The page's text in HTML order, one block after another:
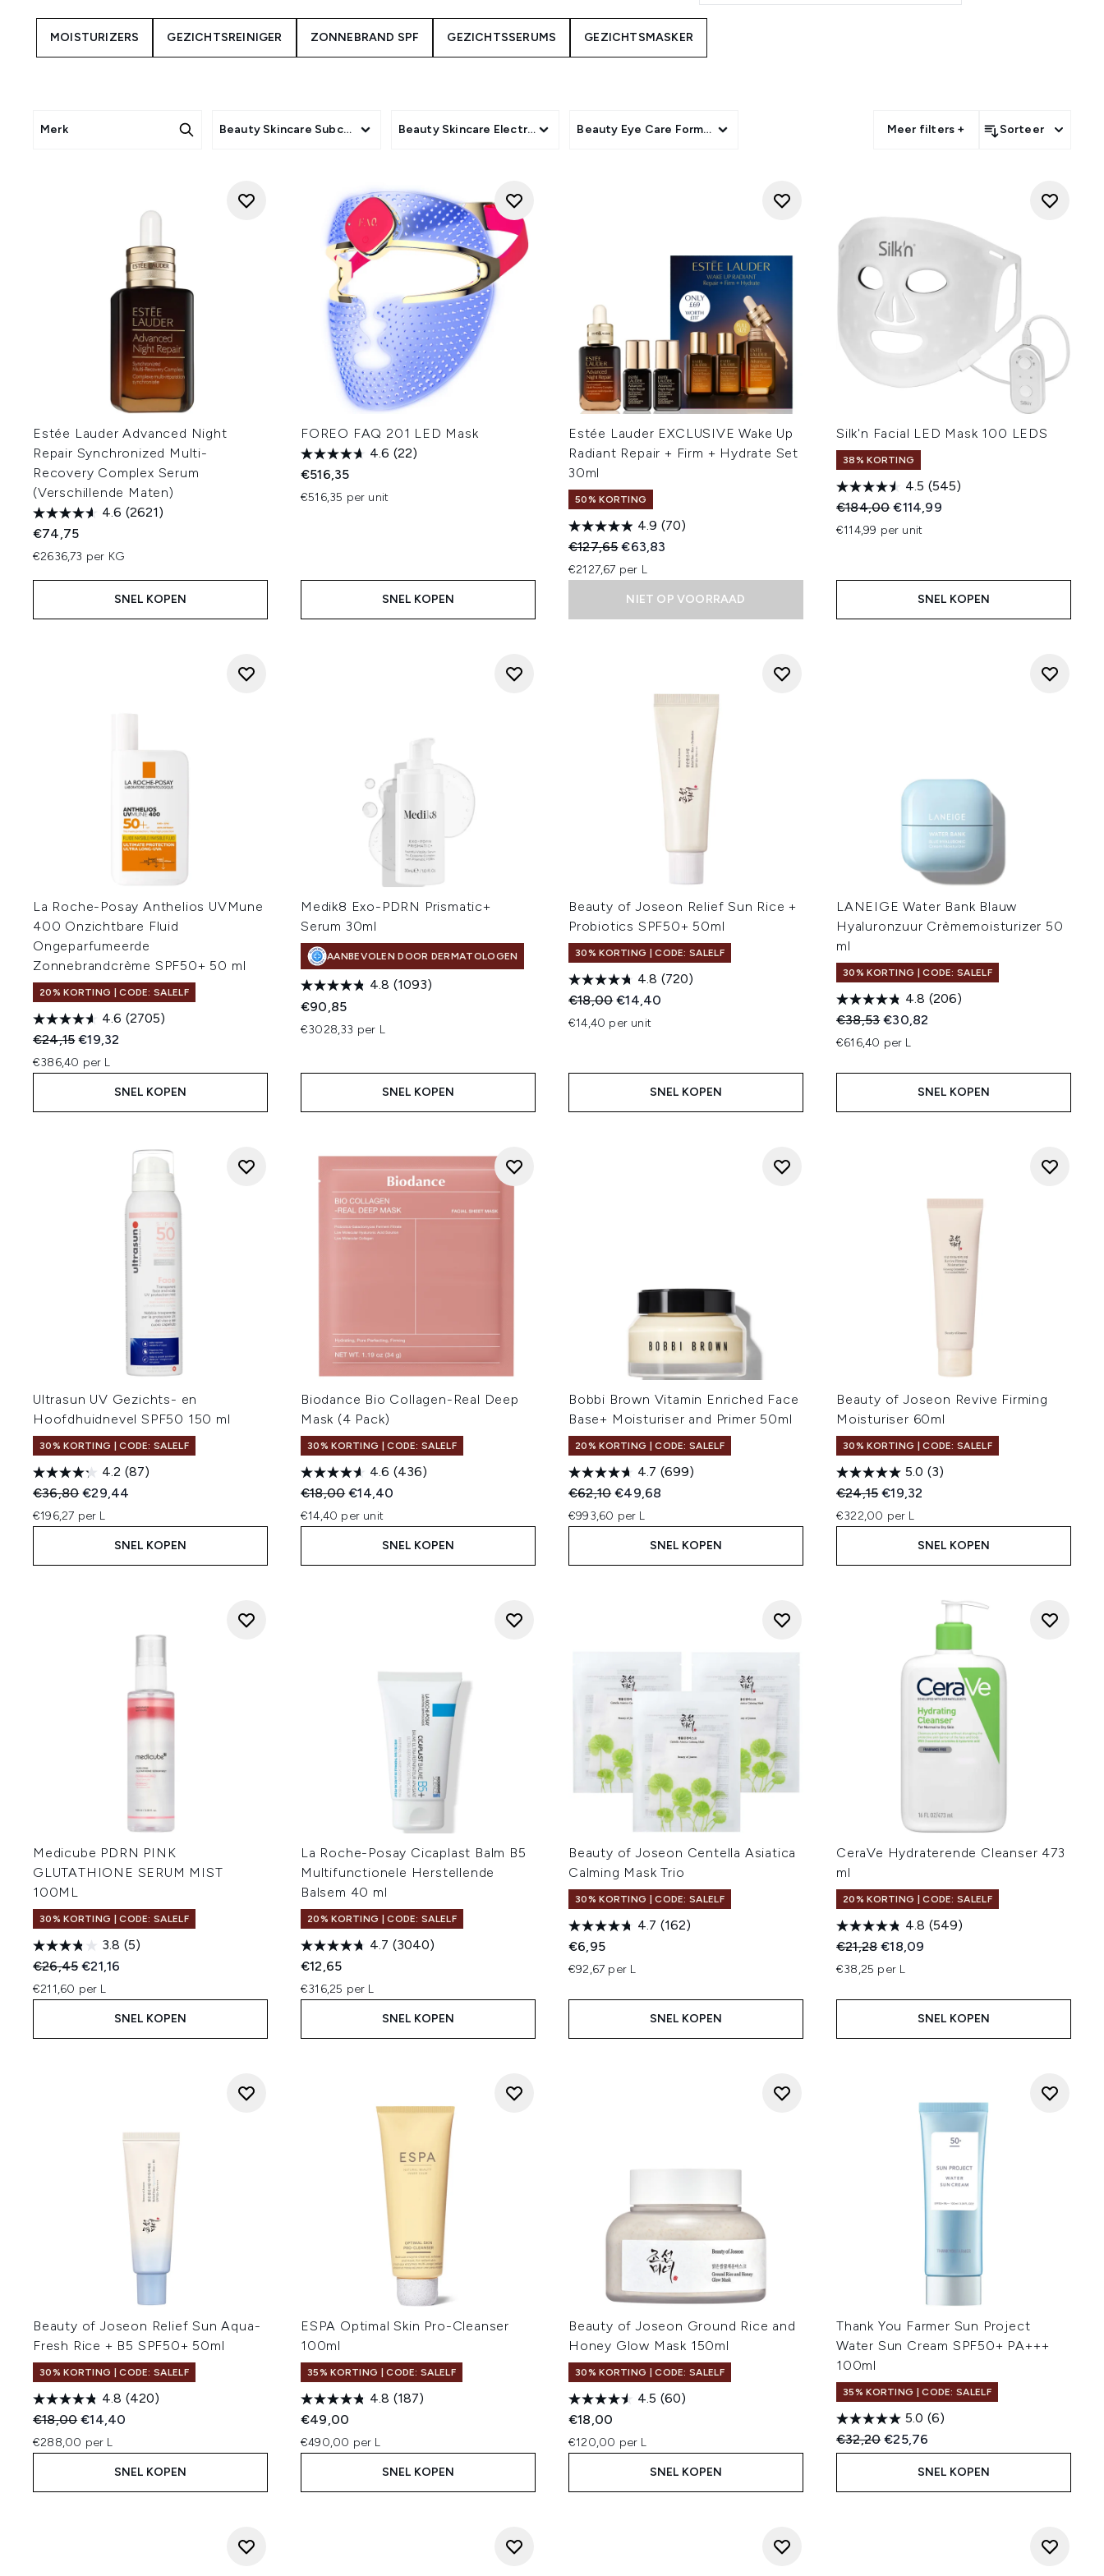
Je vindt een uitgebreide reeks producten om aan je behoeften te voldoen, ongeacht je huidtype of zorg. Je kunt bladeren
op basis van het huidverzorgingsproduct of op ingrediënt om precies te vinden wat je nodig hebt om je routine bij te
werken - of dat nuhyaluronzuurdoordrenkte serums zijn om je huid gevoed, vol en gehydrateerd te houden,
gezichtsmassagers, gua sha's of jade dermarollers. Je kunt ook op merk bladeren om een ​​favoriet opnieuw aan te schaffen
of een volledig nieuw product uit te proberen. Verken onze uitgebreide collectie producten, huidverzorgingshulpmiddelen
MOISTURIZERS GEZICHTSREINIGER ZONNEBRAND SPF GEZICHTSSERUMS GEZICHTSMASKER
Merk Beauty Skincare Subcategory Beauty Skincare Electrical DevicesBeauty Eye Care Format Meer filters + Sorteer
Estée Lauder Advanced Night
Repair Synchronized Multi-
Recovery Complex Serum
(Verschillende Maten)
4.6 (2621)
€74,75
€2636,73 per KG
SNEL KOPEN
FOREO FAQ 201 LED Mask
4.6 (22)
€516,35
€516,35 per unit
SNEL KOPEN
Estée Lauder EXCLUSIVE Wake Up
Radiant Repair + Firm + Hydrate Set
30ml
50% KORTING
4.9 (70)
Recommended Retail Price:
€127,65Huidige prijs:
€63,83
€2127,67 per L
NIET OP VOORRAAD
Silk'n Facial LED Mask 100 LEDS
38% KORTING
4.5 (545)
Recommended Retail Price:
€184,00Huidige prijs:
€114,99
€114,99 per unit
SNEL KOPEN
La Roche-Posay Anthelios UVMune
400 Onzichtbare Fluid
Ongeparfumeerde
Zonnebrandcrème SPF50+ 50 ml
20% KORTING | CODE: SALELF
4.6 (2705)
Recommended Retail Price:
€24,15Huidige prijs:
€19,32
€386,40 per L
SNEL KOPEN
Medik8 Exo-PDRN Prismatic+
Serum 30ml
AANBEVOLEN DOOR DERMATOLOGEN
4.8 (1093)
€90,85
€3028,33 per L
SNEL KOPEN
Beauty of Joseon Relief Sun Rice +
Probiotics SPF50+ 50ml
30% KORTING | CODE: SALELF
4.8 (720)
Recommended Retail Price:
€18,00Huidige prijs:
€14,40
€14,40 per unit
SNEL KOPEN
LANEIGE Water Bank Blauw
Hyaluronzuur Crèmemoisturizer 50
ml
30% KORTING | CODE: SALELF
4.8 (206)
Recommended Retail Price:
€38,53Huidige prijs:
€30,82
€616,40 per L
SNEL KOPEN
Ultrasun UV Gezichts- en
Hoofdhuidnevel SPF50 150 ml
30% KORTING | CODE: SALELF
4.2 (87)
Recommended Retail Price:
€36,80Huidige prijs:
€29,44
€196,27 per L
SNEL KOPEN
Biodance Bio Collagen-Real Deep
Mask (4 Pack)
30% KORTING | CODE: SALELF
4.6 (436)
Recommended Retail Price:
€18,00Huidige prijs:
€14,40
€14,40 per unit
SNEL KOPEN
Bobbi Brown Vitamin Enriched Face
Base+ Moisturiser and Primer 50ml
20% KORTING | CODE: SALELF
4.7 (699)
Recommended Retail Price:
€62,10Huidige prijs:
€49,68
€993,60 per L
SNEL KOPEN
Beauty of Joseon Revive Firming
Moisturiser 60ml
30% KORTING | CODE: SALELF
5.0 (3)
Recommended Retail Price:
€24,15Huidige prijs:
€19,32
€322,00 per L
SNEL KOPEN
Medicube PDRN PINK
GLUTATHIONE SERUM MIST
100ML
30% KORTING | CODE: SALELF
3.8 (5)
Recommended Retail Price:
€26,45Huidige prijs:
€21,16
€211,60 per L
SNEL KOPEN
La Roche-Posay Cicaplast Balm B5
Multifunctionele Herstellende
Balsem 40 ml
20% KORTING | CODE: SALELF
4.7 (3040)
€12,65
€316,25 per L
SNEL KOPEN
Beauty of Joseon Centella Asiatica
Calming Mask Trio
30% KORTING | CODE: SALELF
4.7 (162)
€6,95
€92,67 per L
SNEL KOPEN
CeraVe Hydraterende Cleanser 473
ml
20% KORTING | CODE: SALELF
4.8 (549)
Recommended Retail Price:
€21,28Huidige prijs:
€18,09
€38,25 per L
SNEL KOPEN
Beauty of Joseon Relief Sun Aqua-
Fresh Rice + B5 SPF50+ 50ml
30% KORTING | CODE: SALELF
4.8 (420)
Recommended Retail Price:
€18,00Huidige prijs:
€14,40
€288,00 per L
SNEL KOPEN
ESPA Optimal Skin Pro-Cleanser
100ml
35% KORTING | CODE: SALELF
4.8 (187)
€49,00
€490,00 per L
SNEL KOPEN
Beauty of Joseon Ground Rice and
Honey Glow Mask 150ml
30% KORTING | CODE: SALELF
4.5 (60)
€18,00
€120,00 per L
SNEL KOPEN
Thank You Farmer Sun Project
Water Sun Cream SPF50+ PA+++
100ml
35% KORTING | CODE: SALELF
5.0 (6)
Recommended Retail Price:
€32,20Huidige prijs:
€25,76
SNEL KOPEN